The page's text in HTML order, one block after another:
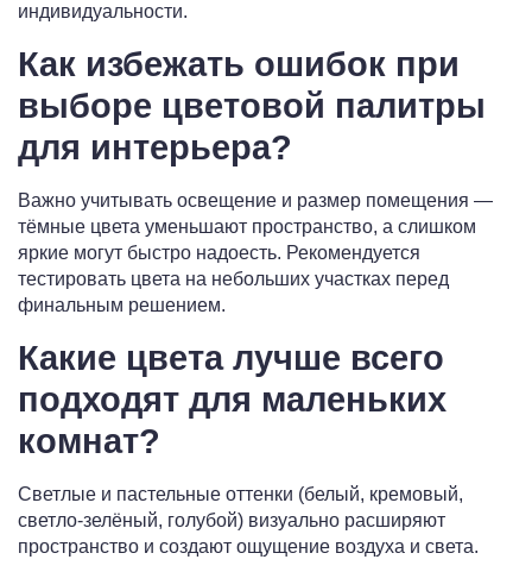
индивидуальности.
Как избежать ошибок при
выборе цветовой палитры
для интерьера?
Важно учитывать освещение и размер помещения —
тёмные цвета уменьшают пространство, а слишком
яркие могут быстро надоесть. Рекомендуется
тестировать цвета на небольших участках перед
финальным решением.
Какие цвета лучше всего
подходят для маленьких
комнат?
Светлые и пастельные оттенки (белый, кремовый,
светло-зелёный, голубой) визуально расширяют
пространство и создают ощущение воздуха и света.